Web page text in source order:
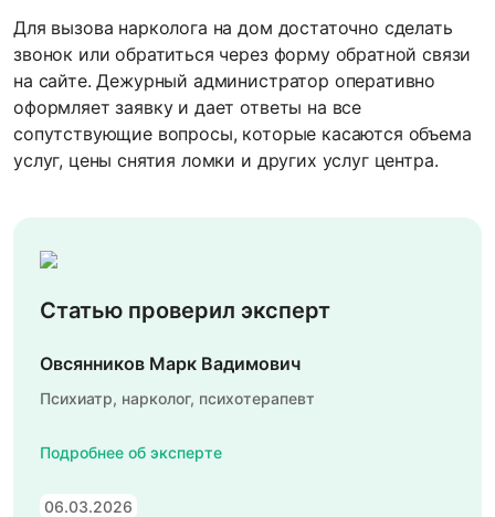
Для вызова нарколога на дом достаточно сделать
звонок или обратиться через форму обратной связи
на сайте. Дежурный администратор оперативно
оформляет заявку и дает ответы на все
сопутствующие вопросы, которые касаются объема
услуг, цены снятия ломки и других услуг центра.
Статью проверил эксперт
Овсянников Марк Вадимович
Психиатр, нарколог, психотерапевт
Подробнее об эксперте
06.03.2026